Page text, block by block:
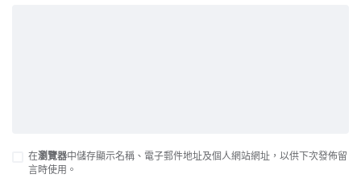
在瀏覽器中儲存顯示名稱、電子郵件地址及個人網站網址，以供下次發佈留
言時使用。